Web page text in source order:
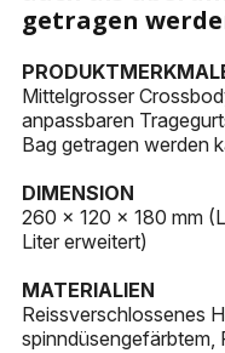
getragen
Mittelgrosser
anpassbaren
Bag getragen werden
DIMENSION
260 x 120 x 180 mm
Liter erweitert)
MATERIALIEN
Reissverschlossenes
spinndüsengefärbtem,